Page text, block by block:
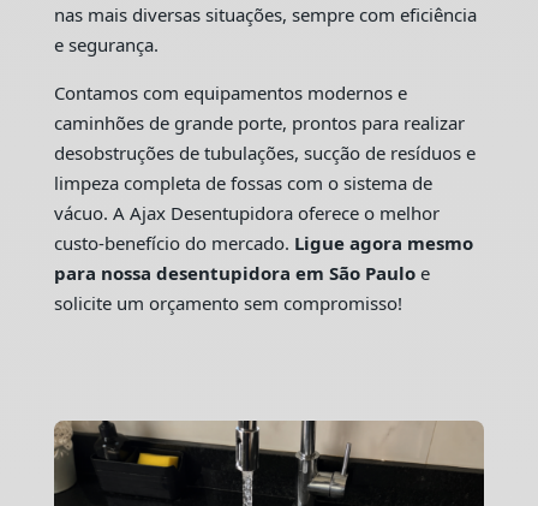
nas mais diversas situações, sempre com eficiência
e segurança.
Contamos com equipamentos modernos e
caminhões de grande porte, prontos para realizar
desobstruções de tubulações, sucção de resíduos e
limpeza completa de fossas com o sistema de
vácuo. A Ajax Desentupidora oferece o melhor
custo-benefício do mercado. Ligue agora mesmo
para nossa desentupidora em São Pauloe
solicite um orçamento sem compromisso!